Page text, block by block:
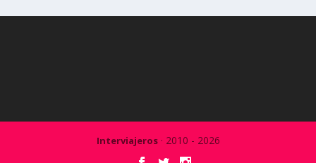
Interviajeros· 2010 - 2026